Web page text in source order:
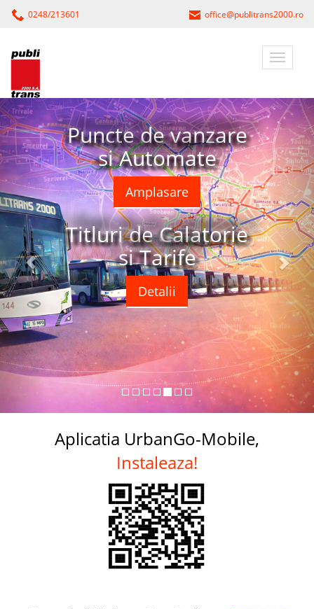
0248/213601 office@publitrans2000.ro
Puncte de vanzare
si Automate
Amplasare
Titluri de Calatorie
si Tarife
Detalii
Aplicatia UrbanGo-Mobile,
Instaleaza!